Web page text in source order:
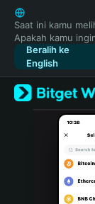
English
日本語
Tiếng Việt
Русский
Español
Türkçe
Italiano
Português
Saat ini kamu
Apakah kamu
Beralih ke
English